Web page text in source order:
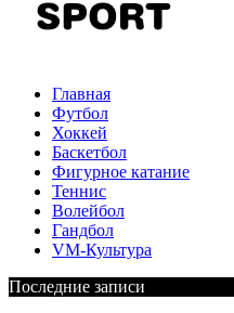
Главная
Футбол
Хоккей
Баскетбол
Фигурное катание
Теннис
Волейбол
Гандбол
VM-Культура
Последние записи